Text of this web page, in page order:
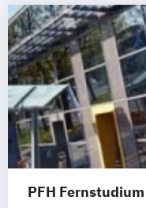
PFH Fernstudium